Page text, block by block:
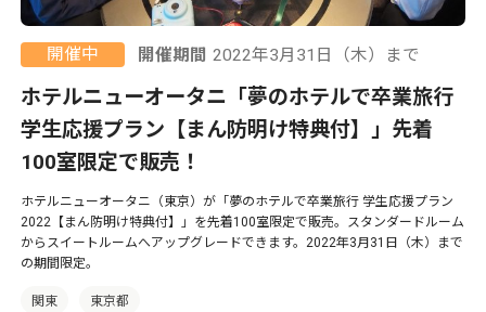
開催中 開催期間 2022年3月31日（木）まで
ホテルニューオータニ「夢のホテルで卒業旅行
学生応援プラン【まん防明け特典付】」先着
100室限定で販売！
ホテルニューオータニ（東京）が「夢のホテルで卒業旅行 学生応援プラン
2022【まん防明け特典付】」を先着100室限定で販売。スタンダードルーム
からスイートルームへアップグレードできます。2022年3月31日（木）まで
の期間限定。
関東 東京都